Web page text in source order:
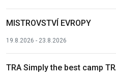
MISTROVSTVÍ EVROPY
19.8.2026 - 23.8.2026
TRA Simply the best camp